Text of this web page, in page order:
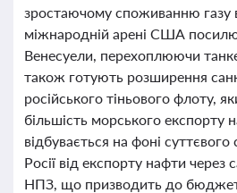
зростаючому споживанню газу
міжнародній арені США
Венесуели, перехоплюючи
також готують розширення
російського тіньового флоту,
більшість морського
відбувається на фоні
Росії від експорту нафти через
НПЗ, що призводить до